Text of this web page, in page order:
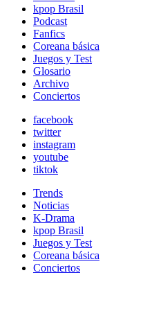
kpop Brasil
Podcast
Fanfics
Coreana básica
Juegos y Test
Glosario
Archivo
Conciertos
facebook
twitter
instagram
youtube
tiktok
Trends
Noticias
K-Drama
kpop Brasil
Juegos y Test
Coreana básica
Conciertos